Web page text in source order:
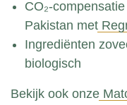
CO₂-
Pakistan met
Ingrediënten
biologisch
Bekijk ook onze